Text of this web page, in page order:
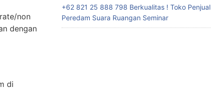
non
dengan
di
+62 821 25 888 798 Berkualitas ! Toko Penjual
Peredam Suara Ruangan Seminar